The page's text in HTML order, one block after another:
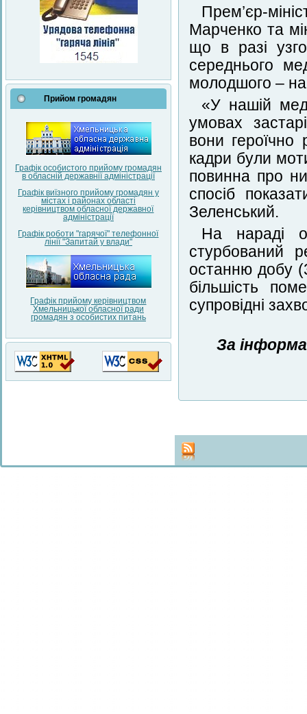
Прийом громадян
Графік особистого прийому громадян
в обласній державнії адміністрації
Графік виїзного прийому громадян у
містах і районах області
керівництвом обласної державної
адміністрації
Графік роботи "гарячої" телефонної
лінії "Запитай у влади"
Графік прийому керівництвом
Хмельницької обласної ради
громадян з особистих питань
Прем’єр-
Марченко та
що в разі
середнього
молодшого –
«У нашій
умовах
вони героїчно
кадри були
повинна про
спосіб
Зеленський.
На нараді
стурбований
останню добу
більшість
супровідні
За